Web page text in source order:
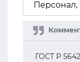
ГОСТ Р